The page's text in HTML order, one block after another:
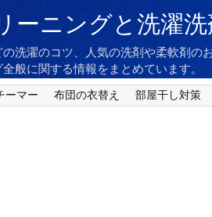
ーニングと洗濯
洗濯のコツ、人気の洗剤や柔軟剤
般に関する情報をまとめています。
ーマー 布団の衣替え 部屋干し対策